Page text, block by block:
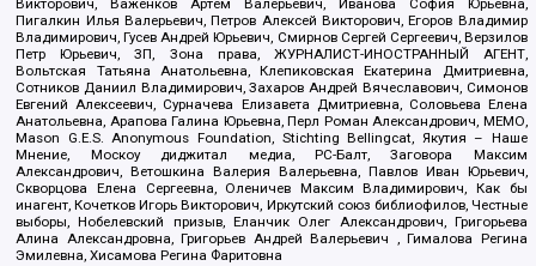
Викторович, Важенков Артем Валерьевич, Иванова София Юрьевна,
Пигалкин Илья Валерьевич, Петров Алексей Викторович, Егоров Владимир
Владимирович, Гусев Андрей Юрьевич, Смирнов Сергей Сергеевич, Верзилов
Петр Юрьевич, ЗП, Зона права, ЖУРНАЛИСТ-ИНОСТРАННЫЙ АГЕНТ,
Вольтская Татьяна Анатольевна, Клепиковская Екатерина Дмитриевна,
Сотников Даниил Владимирович, Захаров Андрей Вячеславович, Симонов
Евгений Алексеевич, Сурначева Елизавета Дмитриевна, Соловьева Елена
Анатольевна, Арапова Галина Юрьевна, Перл Роман Александрович, МЕМО,
Mason G.E.S. Anonymous Foundation, Stichting Bellingcat, Якутия – Наше
Мнение, Москоу диджитал медиа, РС-Балт, Заговора Максим
Александрович, Ветошкина Валерия Валерьевна, Павлов Иван Юрьевич,
Скворцова Елена Сергеевна, Оленичев Максим Владимирович, Как бы
инагент, Кочетков Игорь Викторович, Иркутский союз библиофилов, Честные
выборы, Нобелевский призыв, Еланчик Олег Александрович, Григорьева
Алина Александровна, Григорьев Андрей Валерьевич , Гималова Регина
Эмилевна, Хисамова Регина Фаритовна